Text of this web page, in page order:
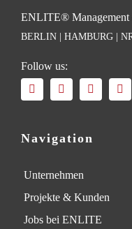
ENLITE® Management
BERLIN | HAMBURG |
Follow us:
Navigation
Unternehmen
Projekte & Kunden
Jobs bei ENLITE